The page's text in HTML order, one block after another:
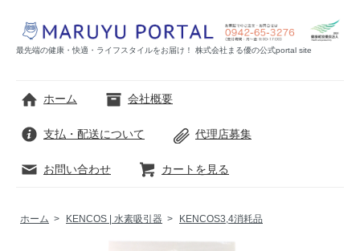
最先端の健康・快適・ライフスタイルをお届け！ 株式会社まる優の公式portal site
ホーム 会社概要
支払・配送について 代理店募集
お問い合わせ カートを見る
ホーム > KENCOS | 水素吸引器 > KENCOS3,4消耗品